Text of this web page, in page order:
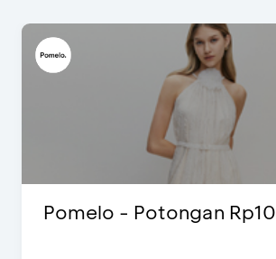
- Potongan Rp100 Ribu